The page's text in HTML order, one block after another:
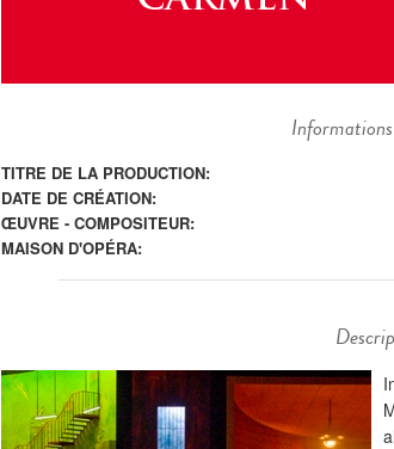
TITRE DE LA PRODUCTION:
DATE DE CRÉATION:
ŒUVRE - COMPOSITEUR:
MAISON D'OPÉRA: